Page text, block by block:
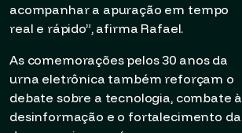
acompanhar a apuração em tempo
real e rápido”, afirma Rafael.
As comemorações pelos 30 anos da
urna eletrônica também reforçam o
debate sobre a tecnologia, combate à
desinformação e o fortalecimento da